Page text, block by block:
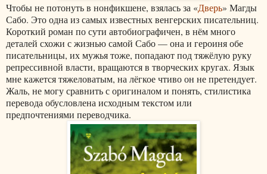
Чтобы не потонуть в нонфикшене, взялась за «Дверь» Магды
Сабо. Это одна из самых известных венгерских писательниц.
Короткий роман по сути автобиографичен, в нём много
деталей схожи с жизнью самой Сабо — она и героиня обе
писательницы, их мужья тоже, попадают под тяжёлую руку
репрессивной власти, вращаются в творческих кругах. Язык
мне кажется тяжеловатым, на лёгкое чтиво он не претендует.
Жаль, не могу сравнить с оригиналом и понять, стилистика
перевода обусловлена исходным текстом или
предпочтениями переводчика.